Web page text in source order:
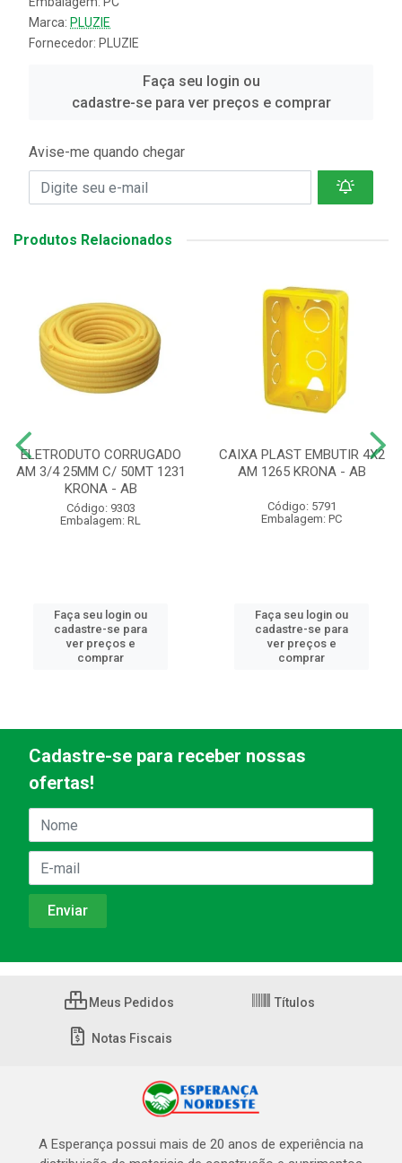
Marca: PLUZIE
Fornecedor: PLUZIE
Faça seu login ou
cadastre-se para ver preços e comprar
Avise-me quando chegar
Produtos Relacionados
ELETRODUTO CORRUGADO
AM 3/4 25MM C/ 50MT 1231
KRONA - AB
Código: 9303
Embalagem: RL
Faça seu login ou
cadastre-se para
ver preços e
comprar
CAIXA PLAST EMBUTIR 4X2
AM 1265 KRONA - AB
Código: 5791
Embalagem: PC
Faça seu login ou
cadastre-se para
ver preços e
comprar
Cadastre-se para receber nossas
ofertas!
Meus Pedidos Títulos
Notas Fiscais
A Esperança possui mais de 20 anos de experiência na